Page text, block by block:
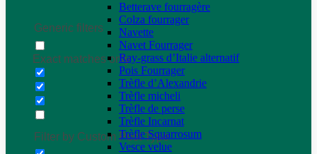
Generic filters
Exact matches only
Filter by Custom Post Type
Betterave fourragère
Colza fourrager
Navette
Navet Fourrager
Ray-grass d’Italie alternatif
Pois Fourrager
Trèfle d’Alexandrie
Trèfle micheli
Trèfle de perse
Trèfle Incarnat
Trèfle Squarrosum
Vesce velue